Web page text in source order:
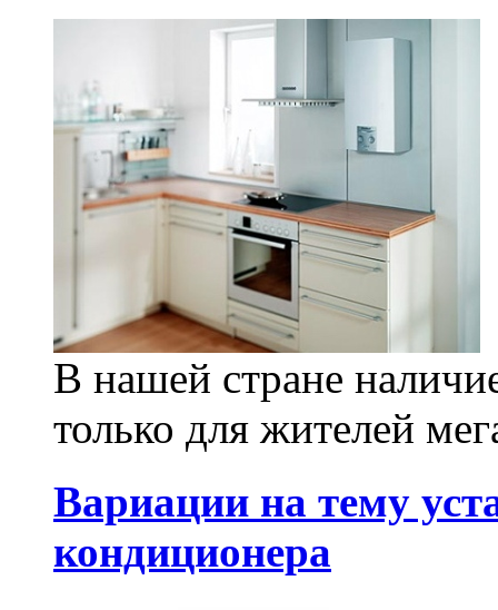
В нашей стране
только для жителей
Вариации на тему
кондиционера